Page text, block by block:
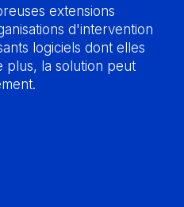
extensions
d'intervention
logiciels dont elles
plus, la solution peut